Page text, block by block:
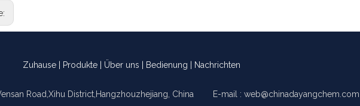
Zuhause Produkte Über uns Bedienung Nachrichten
Road,Xihu District,Hangzhouzhejiang, China E-mail : web@chinadayangchem.com